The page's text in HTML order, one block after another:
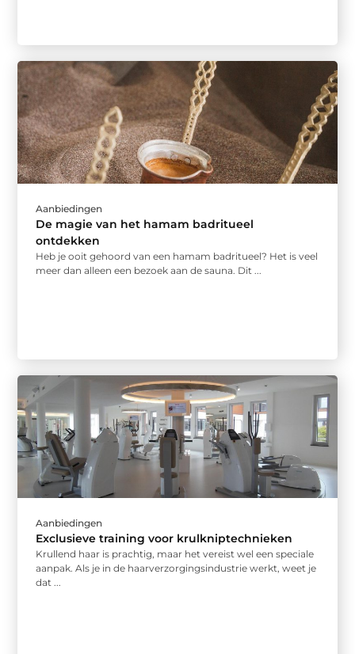
Aanbiedingen
De magie van het hamam badritueel
ontdekken
Heb je ooit gehoord van een hamam badritueel? Het is veel
meer dan alleen een bezoek aan de sauna. Dit ...
Aanbiedingen
Exclusieve training voor krulkniptechnieken
Krullend haar is prachtig, maar het vereist wel een speciale
aanpak. Als je in de haarverzorgingsindustrie werkt, weet je
dat ...